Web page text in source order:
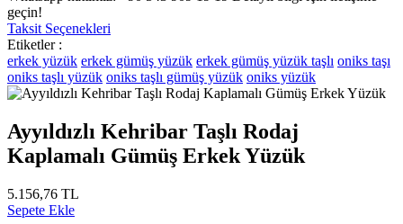
geçin!
Taksit Seçenekleri
Etiketler :
erkek yüzük erkek gümüş yüzük erkek gümüş yüzük taşlı oniks taşı
oniks taşlı yüzük oniks taşlı gümüş yüzük oniks yüzük
Ayyıldızlı Kehribar Taşlı Rodaj
Kaplamalı Gümüş Erkek Yüzük
5.156,76 TL
Sepete Ekle